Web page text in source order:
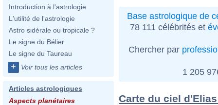
Introduction à l'astrologie
L'utilité de l'astrologie
Astro sidérale ou tropicale ?
Le signe du Bélier
Le signe du Taureau
+ Voir tous les articles
Articles astrologiques
Aspects planétaires
Base astrologique de
78 111 célébrités et
Chercher par
1 205
Carte du ciel